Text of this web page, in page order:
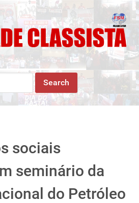
sociais
seminário da
do Petróleo